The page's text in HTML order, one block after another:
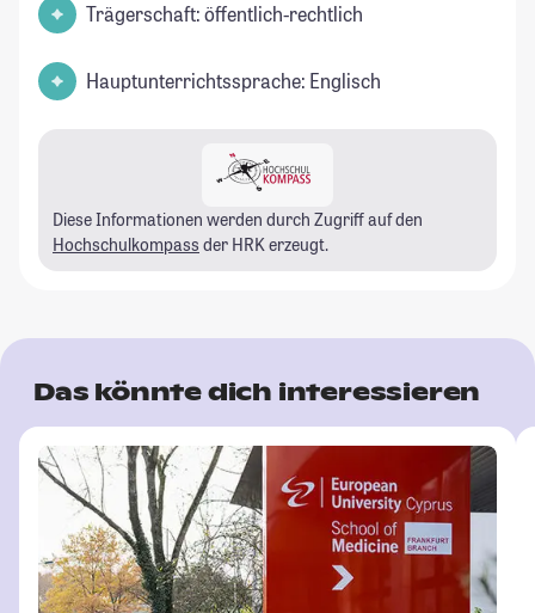
Trägerschaft: öffentlich-rechtlich
Hauptunterrichtssprache: Englisch
Diese Informationen werden durch Zugriff auf den
Hochschulkompass der HRK erzeugt.
Das könnte dich interessieren